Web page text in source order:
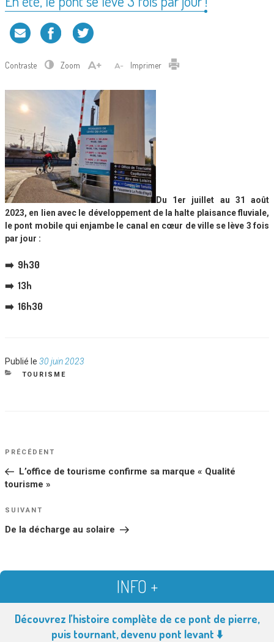
Contraste Zoom Imprimer
Du 1er juillet au 31 août
2023, en lien avec le développement de la halte plaisance fluviale,
le pont mobile qui enjambe le canal en cœur de ville se lève 3 fois
par jour :
➡️ 9h30
➡️ 13h
➡️ 16h30
Publié le Publié
le
30 juin 2023
CATÉGORIES
TOURISME
NAVIGATION
DE
L’ARTICLE
Article
PRÉCÉDENT
L’office de tourisme confirme sa marque « Qualité
tourisme »
Article
SUIVANT
De la décharge au solaire
INFO +
Découvrez l’histoire complète de ce pont de pierre,
puis tournant, devenu pont levant ⬇️